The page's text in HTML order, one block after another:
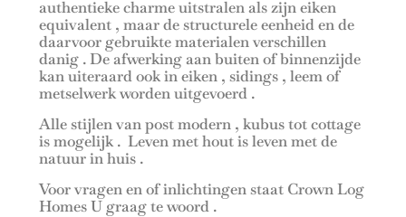
authentieke charme uitstralen als zijn eiken
equivalent , maar de structurele eenheid en de
daarvoor gebruikte materialen verschillen
danig . De afwerking aan buiten of binnenzijde
kan uiteraard ook in eiken , sidings , leem of
metselwerk worden uitgevoerd .
Alle stijlen van post modern , kubus tot cottage
is mogelijk . Leven met hout is leven met de
natuur in huis .
Voor vragen en of inlichtingen staat Crown Log
Homes U graag te woord .